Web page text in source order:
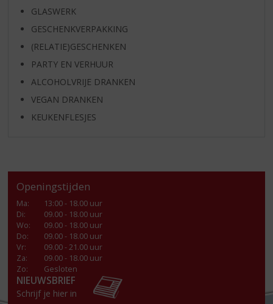
GLASWERK
GESCHENKVERPAKKING
(RELATIE)GESCHENKEN
PARTY EN VERHUUR
ALCOHOLVRIJE DRANKEN
VEGAN DRANKEN
KEUKENFLESJES
Openingstijden
Ma:
13:00 - 18.00 uur
Di:
09.00 - 18.00 uur
Wo:
09.00 - 18.00 uur
Do:
09.00 - 18.00 uur
Vr:
09.00 - 21.00 uur
Za:
09.00 - 18.00 uur
Zo:
Gesloten
NIEUWSBRIEF
Schrijf je hier in